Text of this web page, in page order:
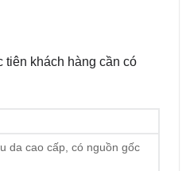
khách hàng cần có
da cao cấp, có nguồn gốc